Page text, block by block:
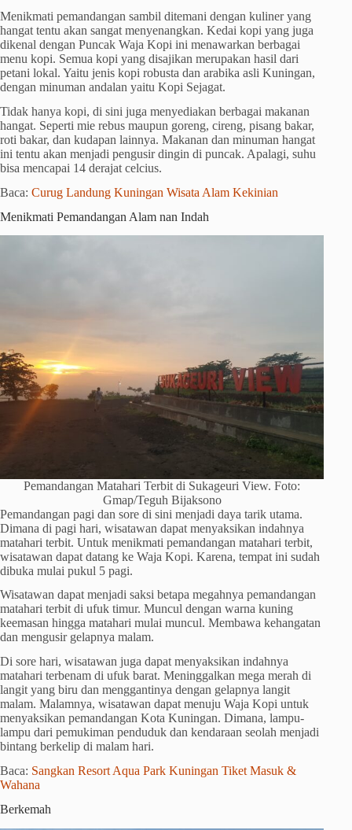
Menikmati pemandangan sambil ditemani dengan kuliner yang
hangat tentu akan sangat menyenangkan. Kedai kopi yang juga
dikenal dengan Puncak Waja Kopi ini menawarkan berbagai
menu kopi. Semua kopi yang disajikan merupakan hasil dari
petani lokal. Yaitu jenis kopi robusta dan arabika asli Kuningan,
dengan minuman andalan yaitu Kopi Sejagat.
Tidak hanya kopi, di sini juga menyediakan berbagai makanan
hangat. Seperti mie rebus maupun goreng, cireng, pisang bakar,
roti bakar, dan kudapan lainnya. Makanan dan minuman hangat
ini tentu akan menjadi pengusir dingin di puncak. Apalagi, suhu
bisa mencapai 14 derajat celcius.
Baca: Curug Landung Kuningan Wisata Alam Kekinian
Menikmati Pemandangan Alam nan Indah
Pemandangan Matahari Terbit di Sukageuri View. Foto:
Gmap/Teguh Bijaksono
Pemandangan pagi dan sore di sini menjadi daya tarik utama.
Dimana di pagi hari, wisatawan dapat menyaksikan indahnya
matahari terbit. Untuk menikmati pemandangan matahari terbit,
wisatawan dapat datang ke Waja Kopi. Karena, tempat ini sudah
dibuka mulai pukul 5 pagi.
Wisatawan dapat menjadi saksi betapa megahnya pemandangan
matahari terbit di ufuk timur. Muncul dengan warna kuning
keemasan hingga matahari mulai muncul. Membawa kehangatan
dan mengusir gelapnya malam.
Di sore hari, wisatawan juga dapat menyaksikan indahnya
matahari terbenam di ufuk barat. Meninggalkan mega merah di
langit yang biru dan menggantinya dengan gelapnya langit
malam. Malamnya, wisatawan dapat menuju Waja Kopi untuk
menyaksikan pemandangan Kota Kuningan. Dimana, lampu-
lampu dari pemukiman penduduk dan kendaraan seolah menjadi
bintang berkelip di malam hari.
Baca: Sangkan Resort Aqua Park Kuningan Tiket Masuk &
Wahana
Berkemah